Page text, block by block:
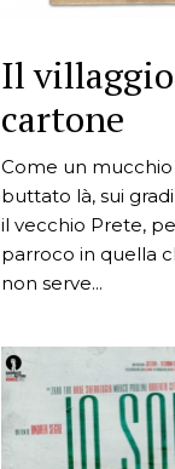
Il
cartone
Come un mucchio
buttato là, sui
il vecchio Prete,
parroco in quella
non serve...